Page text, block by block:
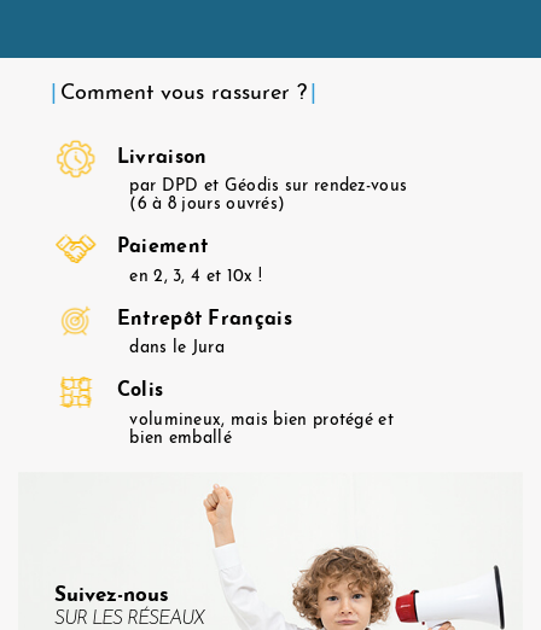
Comment vous rassurer ?
Livraison
par DPD et Géodis sur rendez-vous
(6 à 8 jours ouvrés)
Paiement
en 2, 3, 4 et 10x !
Entrepôt Français
dans le Jura
Colis
volumineux, mais bien protégé et
bien emballé
Suivez-nous
SUR LES RÉSEAUX